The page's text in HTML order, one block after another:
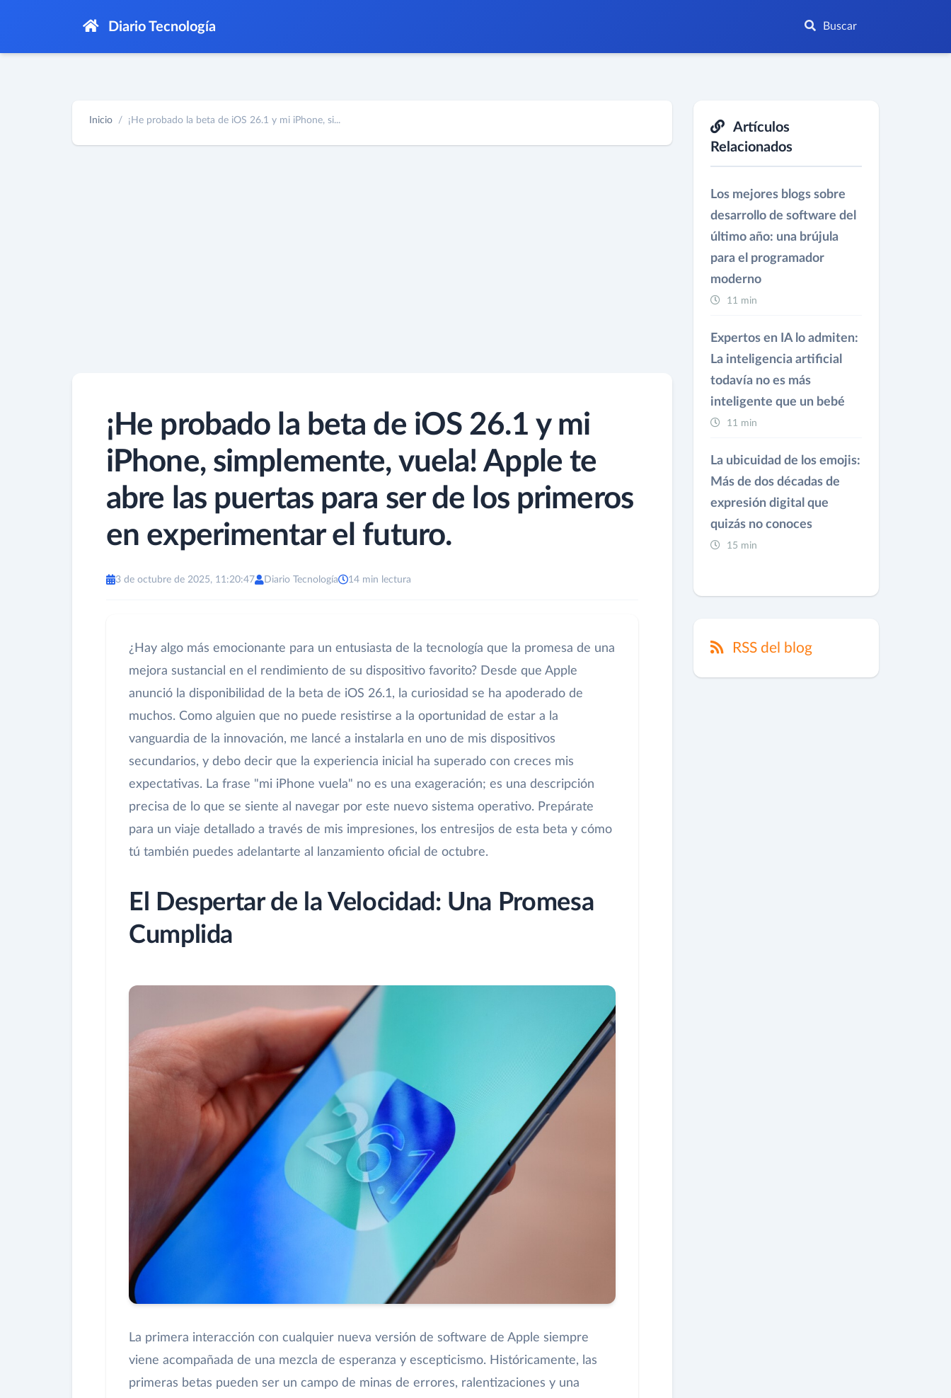
Diario Tecnología Buscar
Inicio ¡He probado la beta de iOS 26.1 y mi iPhone, si...
¡He probado la beta de iOS 26.1 y mi
iPhone, simplemente, vuela! Apple te
abre las puertas para ser de los primeros
en experimentar el futuro.
3 de octubre de 2025, 11:20:47 Diario Tecnología 14 min lectura
¿Hay algo más emocionante para un entusiasta de la tecnología que la promesa de una
mejora sustancial en el rendimiento de su dispositivo favorito? Desde que Apple
anunció la disponibilidad de la beta de iOS 26.1, la curiosidad se ha apoderado de
muchos. Como alguien que no puede resistirse a la oportunidad de estar a la
vanguardia de la innovación, me lancé a instalarla en uno de mis dispositivos
secundarios, y debo decir que la experiencia inicial ha superado con creces mis
expectativas. La frase "mi iPhone vuela" no es una exageración; es una descripción
precisa de lo que se siente al navegar por este nuevo sistema operativo. Prepárate
para un viaje detallado a través de mis impresiones, los entresijos de esta beta y cómo
tú también puedes adelantarte al lanzamiento oficial de octubre.
El Despertar de la Velocidad: Una Promesa
Cumplida
La primera interacción con cualquier nueva versión de software de Apple siempre
viene acompañada de una mezcla de esperanza y escepticismo. Históricamente, las
primeras betas pueden ser un campo de minas de errores, ralentizaciones y una
Artículos
Relacionados
Los mejores blogs sobre
desarrollo de software del
último año: una brújula
para el programador
moderno
11 min
Expertos en IA lo admiten:
La inteligencia artificial
todavía no es más
inteligente que un bebé
11 min
La ubicuidad de los emojis:
Más de dos décadas de
expresión digital que
quizás no conoces
15 min
RSS del blog